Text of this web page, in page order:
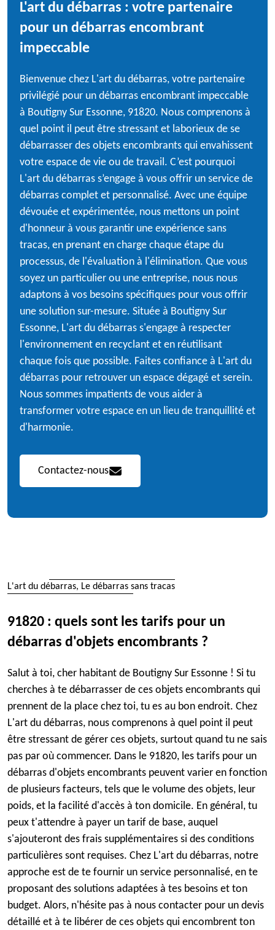
L'art du débarras : votre partenaire
pour un débarras encombrant
impeccable
Bienvenue chez L'art du débarras, votre partenaire
privilégié pour un débarras encombrant impeccable
à Boutigny Sur Essonne, 91820. Nous comprenons à
quel point il peut être stressant et laborieux de se
débarrasser des objets encombrants qui envahissent
votre espace de vie ou de travail. C’est pourquoi
L'art du débarras s’engage à vous offrir un service de
débarras complet et personnalisé. Avec une équipe
dévouée et expérimentée, nous mettons un point
d'honneur à vous garantir une expérience sans
tracas, en prenant en charge chaque étape du
processus, de l'évaluation à l'élimination. Que vous
soyez un particulier ou une entreprise, nous nous
adaptons à vos besoins spécifiques pour vous offrir
une solution sur-mesure. Située à Boutigny Sur
Essonne, L'art du débarras s'engage à respecter
l'environnement en recyclant et en réutilisant
chaque fois que possible. Faites confiance à L'art du
débarras pour retrouver un espace dégagé et serein.
Nous sommes impatients de vous aider à
transformer votre espace en un lieu de tranquillité et
d'harmonie.
Contactez-nous
L'art du débarras, Le débarras sans tracas
91820 : quels sont les tarifs pour un
débarras d'objets encombrants ?
Salut à toi, cher habitant de Boutigny Sur Essonne ! Si tu
cherches à te débarrasser de ces objets encombrants qui
prennent de la place chez toi, tu es au bon endroit. Chez
L'art du débarras, nous comprenons à quel point il peut
être stressant de gérer ces objets, surtout quand tu ne sais
pas par où commencer. Dans le 91820, les tarifs pour un
débarras d'objets encombrants peuvent varier en fonction
de plusieurs facteurs, tels que le volume des objets, leur
poids, et la facilité d'accès à ton domicile. En général, tu
peux t'attendre à payer un tarif de base, auquel
s'ajouteront des frais supplémentaires si des conditions
particulières sont requises. Chez L'art du débarras, notre
approche est de te fournir un service personnalisé, en te
proposant des solutions adaptées à tes besoins et ton
budget. Alors, n'hésite pas à nous contacter pour un devis
détaillé et à te libérer de ces objets qui encombrent ton